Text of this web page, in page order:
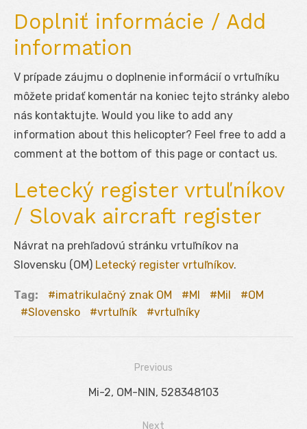
Doplniť informácie / Add
information
V prípade záujmu o doplnenie informácií o vrtuľníku
môžete pridať komentár na koniec tejto stránky alebo
nás kontaktujte. Would you like to add any
information about this helicopter? Feel free to add a
comment at the bottom of this page or contact us.
Letecký register vrtuľníkov
/ Slovak aircraft register
Návrat na prehľadovú stránku vrtuľníkov na
Slovensku (OM) Letecký register vrtuľníkov.
Tag: imatrikulačný znak OM MI Mil
OM
Slovensko
vrtuľník vrtuľníky
Navigácia
Previous
Previous
Mi-2, OM-NIN, 528348103
Next